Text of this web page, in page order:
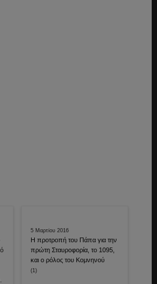
5 Μαρτίου 2016
Η προτροπή του Πάπα για την
πρώτη Σταυροφορία, το 1095,
και ο ρόλος του Κομνηνού
(1)